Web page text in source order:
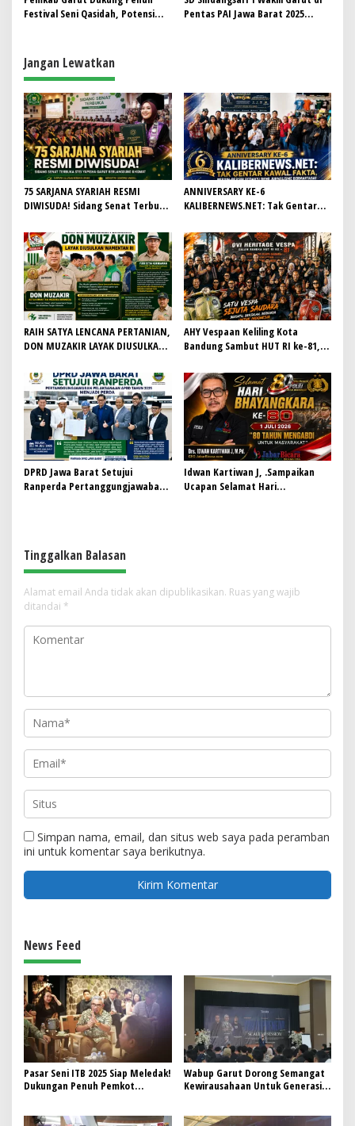
Festival Seni Qasidah, Potensi
Pentas PAI Jawa Barat 2025
Jangan Lewatkan
75 SARJANA SYARIAH RESMI
DIWISUDA! Sidang Senat Terbuka
Khidmat, Siapkan Lulusan
Berdaya Saing dan Berintegritas
ANNIVERSARY KE-6
KALIBERNEWS.NET: Tak Gentar
Redaksi Demi Jurnalisme
Bermartabat
RAIH SATYA LENCANA PERTANIAN,
DON MUZAKIR LAYAK DIUSULKAN
AHY Vespaan Keliling Kota
Bandung Sambut HUT RI ke-81,
Kemanusiaan
DPRD Jawa Barat Setujui
Ranperda Pertanggungjawaban
Idwan Kartiwan J, .Sampaikan
Ucapan Selamat Hari
Tinggalkan Balasan
Alamat email Anda tidak akan dipublikasikan. Ruas yang wajib
ditandai *
Simpan nama, email, dan situs web saya pada peramban
ini untuk komentar saya berikutnya.
News Feed
Pasar Seni ITB 2025 Siap Meledak!
Dukungan Penuh Pemkot
Wabup Garut Dorong Semangat
Kewirausahaan Untuk Generasi